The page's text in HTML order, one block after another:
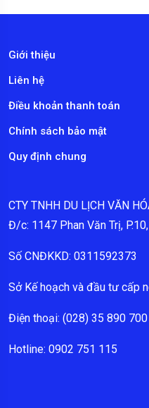
Giới thiệu
Liên hệ
Điều khoản thanh toán
Chính sách bảo mật
Quy định chung
CTY TNHH DU LỊCH VĂN
Đ/c: 1147 Phan Văn Trị,
Số CNĐKKD: 0311592373
Sở Kế hoạch và đầu tư cấp
Điện thoại: (028) 35 890 700
Hotline: 0902 751 115